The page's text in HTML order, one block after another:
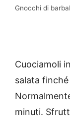
Gnocchi di
Cuociamoli
salata
minuti.